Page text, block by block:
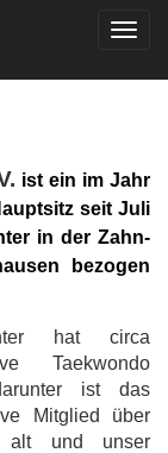
ist ein im Jahr
seit Juli
in der Zahn-
bezogen
hat circa
Taekwondo
ist das
Mitglied über
alt und unser